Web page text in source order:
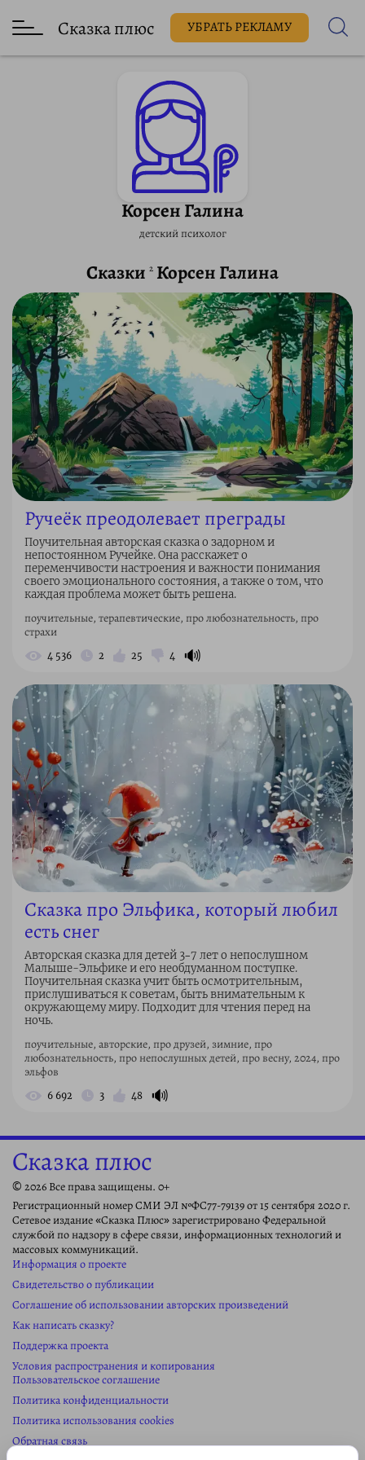
Сказка плюс УБРАТЬ РЕКЛАМУ
Корсен Галина
детский психолог
Сказки 2 Корсен Галина
Ручеёк преодолевает преграды
Поучительная авторская сказка о задорном и
непостоянном Ручейке. Она расскажет о
переменчивости настроения и важности понимания
своего эмоционального состояния, а также о том, что
каждая проблема может быть решена.
поучительные, терапевтические, про любознательность, про
страхи
4 536 2 25 4 🔊
Сказка про Эльфика, который любил
есть снег
Авторская сказка для детей 3–7 лет о непослушном
Малыше-Эльфике и его необдуманном поступке.
Поучительная сказка учит быть осмотрительным,
прислушиваться к советам, быть внимательным к
окружающему миру. Подходит для чтения перед на
ночь.
поучительные, авторские, про друзей, зимние, про
любознательность, про непослушных детей, про весну, 2024, про
эльфов
6 692 3 48 🔊
Сказка плюс
© 2026 Все права защищены. 0+
Регистрационный номер СМИ ЭЛ №ФС77-79139 от 15 сентября 2020 г.
Сетевое издание «Сказка Плюс» зарегистрировано Федеральной
службой по надзору в сфере связи, информационных технологий и
массовых коммуникаций.
Информация о проекте
Свидетельство о публикации
Соглашение об использовании авторских произведений
Как написать сказку?
Поддержка проекта
Условия распространения и копирования
Пользовательское соглашение
Политика конфиденциальности
Политика использования cookies
Обратная связь